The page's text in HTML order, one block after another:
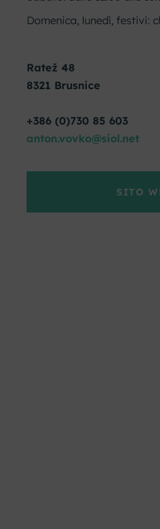
Domenica, lunedì, festivi:
Ratež 48
8321 Brusnice
+386 (0)730 85 603
anton.vovko@siol.net
SITO